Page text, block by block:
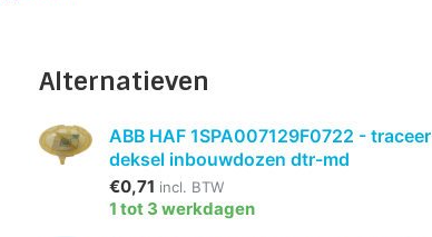
Alternatieven
ABB HAF 1SPA007129F0722 - traceer
deksel inbouwdozen dtr-md
€0,71 incl. BTW
1 tot 3 werkdagen